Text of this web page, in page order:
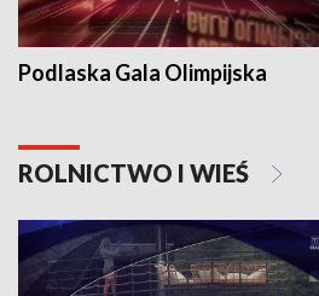
Podlaska Gala Olimpijska
ROLNICTWO I WIEŚ